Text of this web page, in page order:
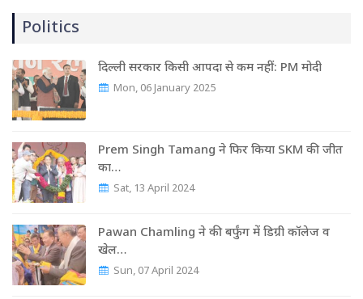
Politics
दिल्ली सरकार किसी आपदा से कम नहीं: PM मोदी
Mon, 06 January 2025
Prem Singh Tamang ने फिर किया SKM की जीत
का…
Sat, 13 April 2024
Pawan Chamling ने की बर्फुंग में डिग्री कॉलेज व
खेल…
Sun, 07 April 2024